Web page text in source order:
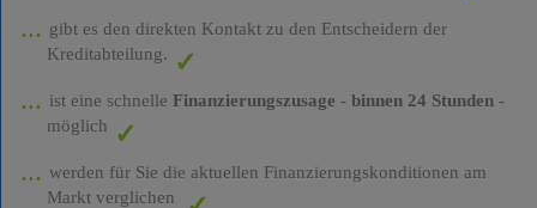
gibt es den direkten Kontakt zu den Entscheidern der
Kreditabteilung.
ist eine schnelle Finanzierungszusage - binnen 24 Stunden-
möglich
werden für Sie die aktuellen Finanzierungskonditionen am
Markt verglichen